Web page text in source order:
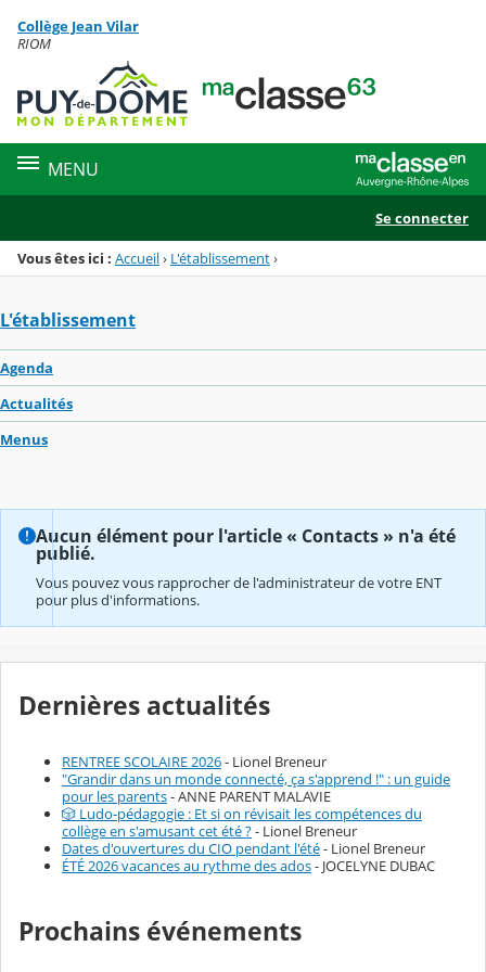
Menu de la rubrique
Contenu
Collège Jean Vilar
RIOM
MENU
Se connecter
Vous êtes ici : Accueil› L'établissement›
L'établissement
Agenda
Actualités
Menus
Aucun élément pour l'article « Contacts » n'a été
publié.
Vous pouvez vous rapprocher de l'administrateur de votre ENT
pour plus d'informations.
Dernières actualités
RENTREE SCOLAIRE 2026- Lionel Breneur
"Grandir dans un monde connecté, ça s'apprend !" : un guide
pour les parents- ANNE PARENT MALAVIE
🎲 Ludo-pédagogie : Et si on révisait les compétences du
collège en s'amusant cet été ?- Lionel Breneur
Dates d'ouvertures du CIO pendant l'été- Lionel Breneur
ÉTÉ 2026 vacances au rythme des ados- JOCELYNE DUBAC
Prochains événements